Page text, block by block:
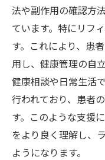
法や副作用の確認方
ています。特にリフ
す。これにより、患
用し、健康管理の自
健康相談や日常生活
行われており、患者
す。このような支援
をより良く理解し、
ようになります。